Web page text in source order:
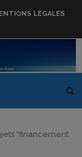
LÉGALES
"financement